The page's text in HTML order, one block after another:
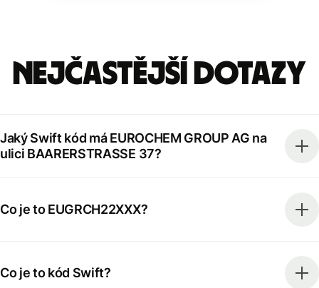
Nejčastější dotazy
Jaký Swift kód má EUROCHEM GROUP AG na
ulici BAARERSTRASSE 37?
Co je to EUGRCH22XXX?
Co je to kód Swift?